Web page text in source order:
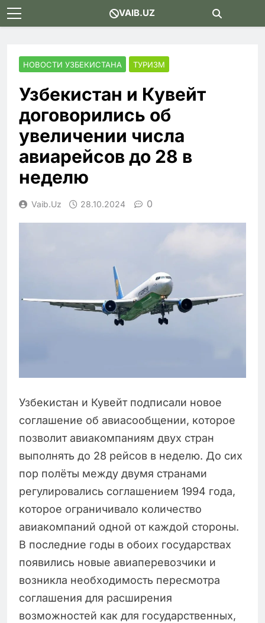
Skip
to
VAIB.UZ
НОВОСТИ УЗБЕКИСТАНА ТУРИЗМ
Узбекистан и Кувейт
договорились об
увеличении числа
авиарейсов до 28 в
неделю
Vaib.uz 28.10.2024 0
Узбекистан и Кувейт подписали новое
соглашение об авиасообщении, которое
позволит авиакомпаниям двух стран
выполнять до 28 рейсов в неделю. До сих
пор полёты между двумя странами
регулировались соглашением 1994 года,
которое ограничивало количество
авиакомпаний одной от каждой стороны.
В последние годы в обоих государствах
появились новые авиаперевозчики и
возникла необходимость пересмотра
соглашения для расширения
возможностей как для государственных,